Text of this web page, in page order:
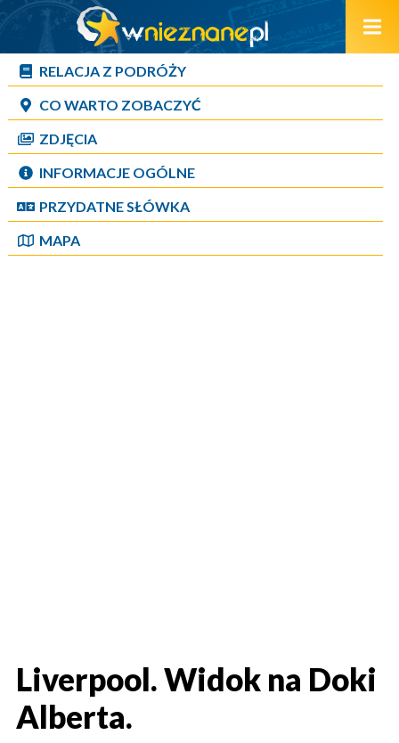
RELACJA Z PODRÓŻY
CO WARTO ZOBACZYĆ
ZDJĘCIA
INFORMACJE OGÓLNE
PRZYDATNE SŁÓWKA
MAPA
Liverpool. Widok na Doki
Alberta.